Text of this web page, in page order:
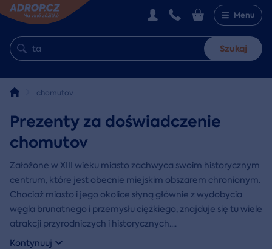
Menu
Szukaj
chomutov
Prezenty za doświadczenie
chomutov
Założone w XIII wieku miasto zachwyca swoim historycznym
centrum, które jest obecnie miejskim obszarem chronionym.
Chociaż miasto i jego okolice słyną głównie z wydobycia
węgla brunatnego i przemysłu ciężkiego, znajduje się tu wiele
atrakcji przyrodniczych i historycznych....
Kontynuuj